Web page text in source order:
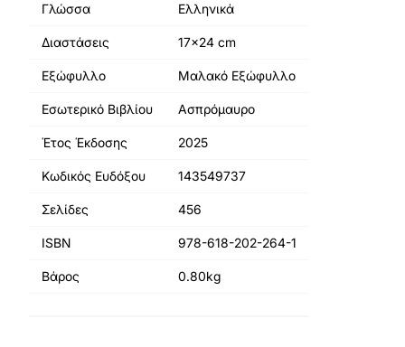
Γλώσσα Ελληνικά
Διαστάσεις 17x24 cm
Εξώφυλλο Μαλακό Εξώφυλλο
Εσωτερικό Βιβλίου Ασπρόμαυρο
Έτος Έκδοσης 2025
Κωδικός Ευδόξου 143549737
Σελίδες 456
ISBN 978-618-202-264-1
Βάρος 0.80kg